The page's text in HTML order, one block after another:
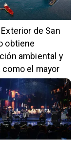
de San
obtiene
ambiental y
como el mayor
portuario del